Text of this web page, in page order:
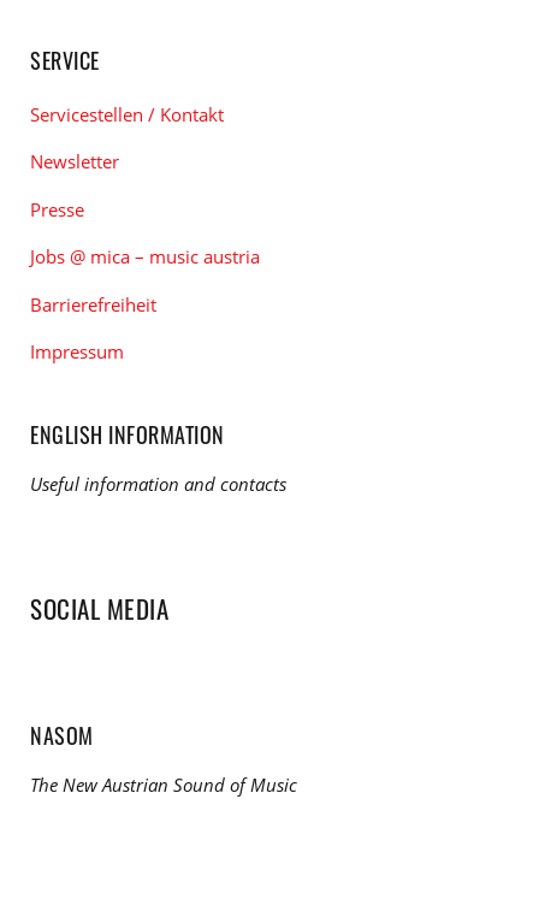
SERVICE
Servicestellen / Kontakt
Newsletter
Presse
Jobs @ mica – music austria
Barrierefreiheit
Impressum
ENGLISH INFORMATION
Useful information and contacts
SOCIAL MEDIA
NASOM
The New Austrian Sound of Music